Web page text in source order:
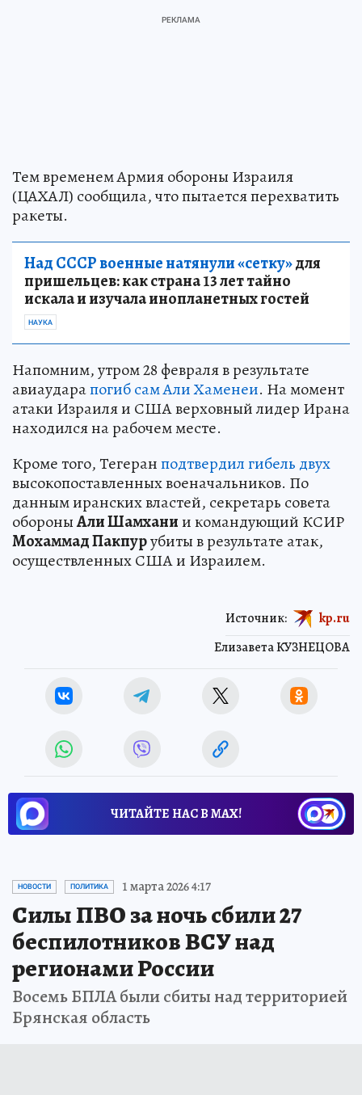
Тем временем Армия обороны Израиля
(ЦАХАЛ) сообщила, что пытается перехватить
ракеты.
Над СССР военные натянули «сетку» для
пришельцев: как страна 13 лет тайно
искала и изучала инопланетных гостей
Напомним, утром 28 февраля в результате
авиаударапогиб сам Али Хаменеи. На момент
атаки Израиля и США верховный лидер Ирана
находился на рабочем месте.
Кроме того, Тегеранподтвердил гибель двух
высокопоставленных военачальников. По
данным иранских властей, секретарь совета
обороныАли Шамхании командующий КСИР
Мохаммад Пакпурубиты в результате атак,
Источник: kp.ru
ЧИТАЙТЕ НАС В МАХ!
НОВОСТИ ПОЛИТИКА 1 марта 2026 4:17
Силы ПВО за ночь сбили 27
беспилотников ВСУ над
регионами России
Восемь БПЛА были сбиты над территорией